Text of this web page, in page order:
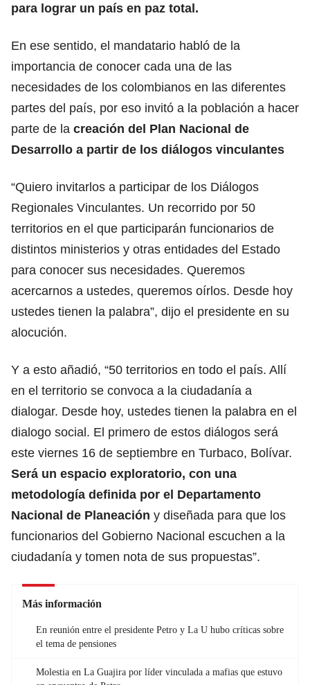
para lograr un país en paz total.
En ese sentido, el mandatario habló de la
importancia de conocer cada una de las
necesidades de los colombianos en las diferentes
partes del país, por eso invitó a la población a hacer
parte de la creación del Plan Nacional de
Desarrollo a partir de los diálogos vinculantes
“Quiero invitarlos a participar de los Diálogos
Regionales Vinculantes. Un recorrido por 50
territorios en el que participarán funcionarios de
distintos ministerios y otras entidades del Estado
para conocer sus necesidades. Queremos
acercarnos a ustedes, queremos oírlos. Desde hoy
ustedes tienen la palabra”, dijo el presidente en su
alocución.
Y a esto añadió, “50 territorios en todo el país. Allí
en el territorio se convoca a la ciudadanía a
dialogar. Desde hoy, ustedes tienen la palabra en el
dialogo social. El primero de estos diálogos será
este viernes 16 de septiembre en Turbaco, Bolívar.
Será un espacio exploratorio, con una
metodología definida por el Departamento
Nacional de Planeación y diseñada para que los
funcionarios del Gobierno Nacional escuchen a la
ciudadanía y tomen nota de sus propuestas”.
Más información
En reunión entre el presidente Petro y La U hubo críticas sobre
el tema de pensiones
Molestia en La Guajira por líder vinculada a mafias que estuvo